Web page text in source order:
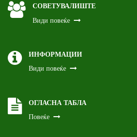
СОВЕТУВАЛИШТЕ
Види повеќе
ИНФОРМАЦИИ
Види повеќе
ОГЛАСНА ТАБЛА
Повеќе